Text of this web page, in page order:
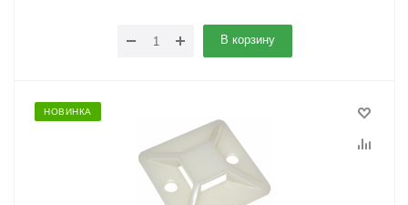
В корзину
НОВИНКА